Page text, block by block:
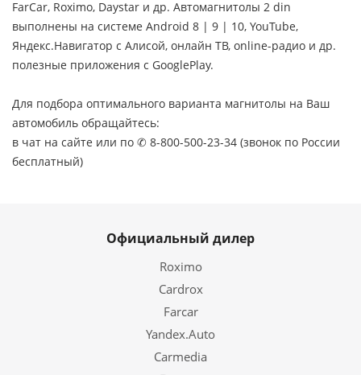
FarCar, Roximo, Daystar и др. Автомагнитолы 2 din
выполнены на системе Android 8 | 9 | 10, YouTube,
Яндекс.Навигатор с Алисой, онлайн ТВ, online-радио и др.
полезные приложения с GooglePlay.
Для подбора оптимального варианта магнитолы на Ваш
автомобиль обращайтесь:
в чат на сайте или по ✆ 8-800-500-23-34 (звонок по России
бесплатный)
Официальный дилер
Roximo
Cardrox
Farcar
Yandex.Auto
Carmedia